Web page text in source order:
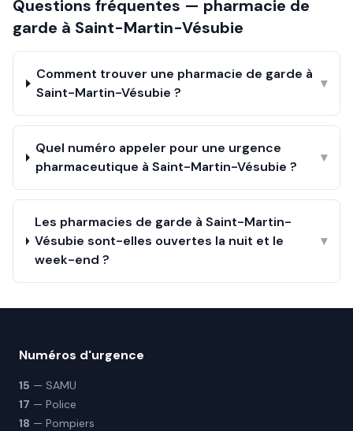
Questions fréquentes — pharmacie de
garde à Saint-Martin-Vésubie
Comment trouver une pharmacie de garde à
Saint-Martin-Vésubie ?
▾
Quel numéro appeler pour une urgence
pharmaceutique à Saint-Martin-Vésubie ?
▾
Les pharmacies de garde à Saint-Martin-
Vésubie sont-elles ouvertes la nuit et le
week-end ?
▾
Numéros d'urgence
15 — SAMU
17 — Police
18 — Pompiers